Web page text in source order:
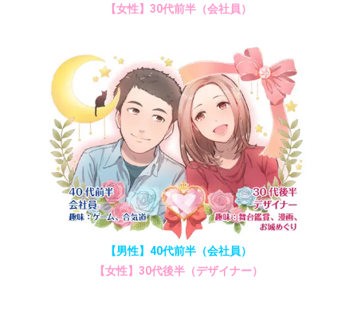
【女性】30代前半（会社員）
【男性】40代前半（会社員）
【女性】30代後半（デザイナー）